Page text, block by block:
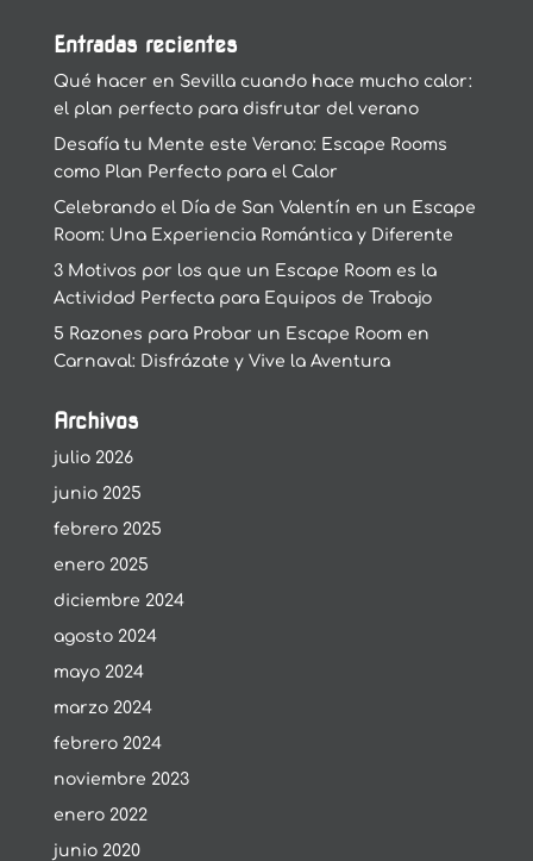
Entradas recientes
Qué hacer en Sevilla cuando hace mucho calor:
el plan perfecto para disfrutar del verano
Desafía tu Mente este Verano: Escape Rooms
como Plan Perfecto para el Calor
Celebrando el Día de San Valentín en un Escape
Room: Una Experiencia Romántica y Diferente
3 Motivos por los que un Escape Room es la
Actividad Perfecta para Equipos de Trabajo
5 Razones para Probar un Escape Room en
Carnaval: Disfrázate y Vive la Aventura
Archivos
julio 2026
junio 2025
febrero 2025
enero 2025
diciembre 2024
agosto 2024
mayo 2024
marzo 2024
febrero 2024
noviembre 2023
enero 2022
junio 2020